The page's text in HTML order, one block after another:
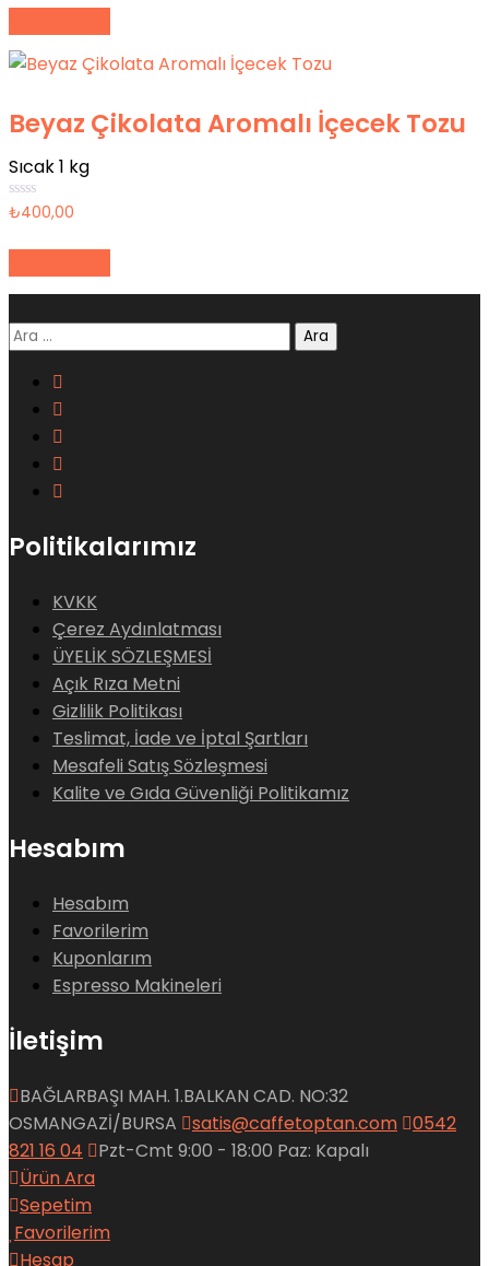
oy
₺562,00.
Beyaz Çikolata Aromalı İçecek Tozu
Sıcak 1 kg
5
üzerinden
oy
₺400,00
Arama:
Politikalarımız
KVKK
Çerez Aydınlatması
ÜYELİK SÖZLEŞMESİ
Açık Rıza Metni
Gizlilik Politikası
Teslimat, İade ve İptal Şartları
Mesafeli Satış Sözleşmesi
Kalite ve Gıda Güvenliği Politikamız
Hesabım
Hesabım
Favorilerim
Kuponlarım
Espresso Makineleri
İletişim
BAĞLARBAŞI MAH. 1.BALKAN CAD. NO:32
OSMANGAZİ/BURSA
satis@caffetoptan.com
0542
821 16 04
Pzt-Cmt 9:00 - 18:00 Paz: Kapalı
Ürün Ara
Sepetim
Favorilerim
Hesap